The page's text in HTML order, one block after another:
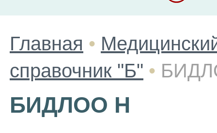
Главная •
справочник "Б" •
БИДЛОО Н